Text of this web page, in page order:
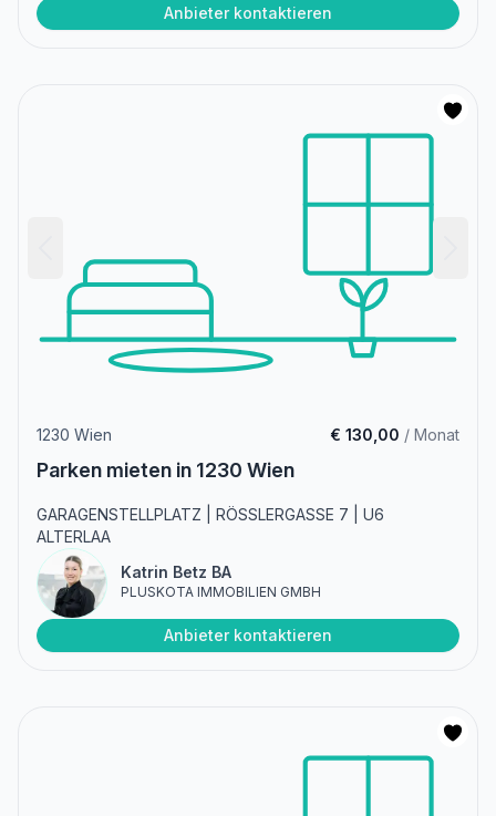
Anbieter kontaktieren
1230 Wien € 130,00 / Monat
Parken mieten in 1230 Wien
GARAGENSTELLPLATZ | RÖSSLERGASSE 7 | U6
ALTERLAA
Katrin Betz BA
PLUSKOTA IMMOBILIEN GMBH
Anbieter kontaktieren